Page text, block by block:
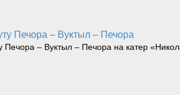
Печора – Вуктыл – Печора
– Вуктыл – Печора на катер